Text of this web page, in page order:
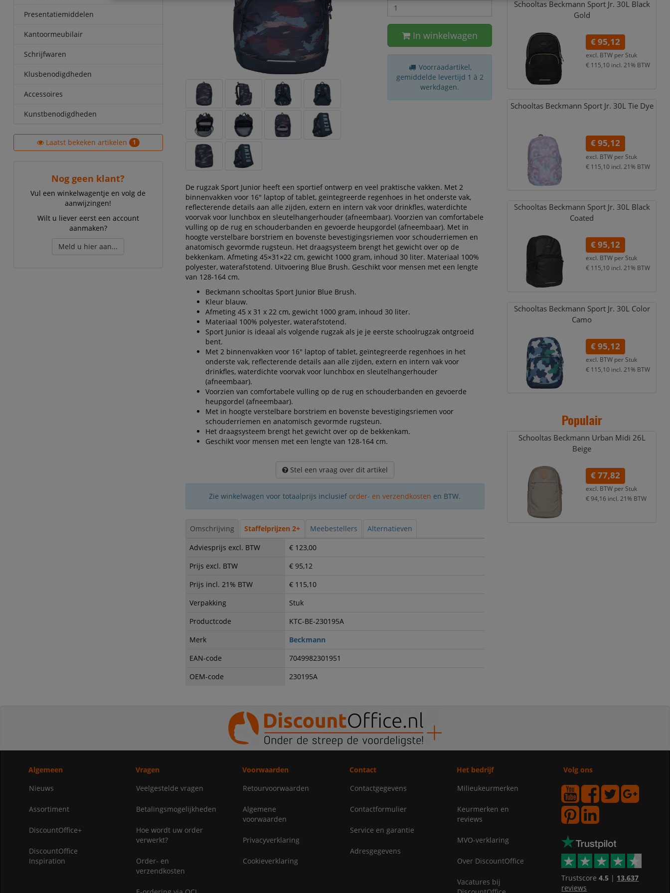
Presentatiemiddelen
Kantoormeubilair
Schrijfwaren
Klusbenodigdheden
Accessoires
Kunstbenodigdheden
Laatst bekeken artikelen 1
Nog geen klant?
Vul een winkelwagentje en volg de
aanwijzingen!
Wilt u liever eerst een account
aanmaken?
Meld u hier aan...
In winkelwagen
Voorraadartikel,
gemiddelde levertijd 1 à 2
werkdagen.
De rugzak Sport Junior heeft een sportief ontwerp en veel praktische vakken. Met 2
binnenvakken voor 16" laptop of tablet, geïntegreerde regenhoes in het onderste vak,
reflecterende details aan alle zijden, extern en intern vak voor drinkfles, waterdichte
voorvak voor lunchbox en sleutelhangerhouder (afneembaar). Voorzien van comfortabele
vulling op de rug en schouderbanden en gevoerde heupgordel (afneembaar). Met in
hoogte verstelbare borstriem en bovenste bevestigingsriemen voor schouderriemen en
anatomisch gevormde rugsteun. Het draagsysteem brengt het gewicht over op de
bekkenkam. Afmeting 45×31×22 cm, gewicht 1000 gram, inhoud 30 liter. Materiaal 100%
polyester, waterafstotend. Uitvoering Blue Brush. Geschikt voor mensen met een lengte
van 128-164 cm.
Beckmann schooltas Sport Junior Blue Brush.
Kleur blauw.
Afmeting 45 x 31 x 22 cm, gewicht 1000 gram, inhoud 30 liter.
Materiaal 100% polyester, waterafstotend.
Sport Junior is ideaal als volgende rugzak als je je eerste schoolrugzak ontgroeid
bent.
Met 2 binnenvakken voor 16" laptop of tablet, geïntegreerde regenhoes in het
onderste vak, reflecterende details aan alle zijden, extern en intern vak voor
drinkfles, waterdichte voorvak voor lunchbox en sleutelhangerhouder
(afneembaar).
Voorzien van comfortabele vulling op de rug en schouderbanden en gevoerde
heupgordel (afneembaar).
Met in hoogte verstelbare borstriem en bovenste bevestigingsriemen voor
schouderriemen en anatomisch gevormde rugsteun.
Het draagsysteem brengt het gewicht over op de bekkenkam.
Geschikt voor mensen met een lengte van 128-164 cm.
Stel een vraag over dit artikel
Zie winkelwagen voor totaalprijs inclusief order- en verzendkosten en BTW.
Omschrijving Staffelprijzen 2+ Meebestellers
Alternatieven
Adviesprijs excl. BTW
€ 123,00
Prijs excl. BTW
€ 95,12
Prijs incl. 21% BTW
€ 115,10
Verpakking
Stuk
Productcode
KTC-BE-230195A
Merk
Beckmann
EAN-code
7049982301951
OEM-code
230195A
Schooltas Beckmann Sport Jr. 30L Black
Gold
€ 95,12
excl. BTW per Stuk
€ 115,10 incl. 21% BTW
Schooltas Beckmann Sport Jr. 30L Tie Dye
€ 95,12
excl. BTW per Stuk
€ 115,10 incl. 21% BTW
Schooltas Beckmann Sport Jr. 30L Black
Coated
€ 95,12
excl. BTW per Stuk
€ 115,10 incl. 21% BTW
Schooltas Beckmann Sport Jr. 30L Color
Camo
€ 95,12
excl. BTW per Stuk
€ 115,10 incl. 21% BTW
Populair
Schooltas Beckmann Urban Midi 26L
Beige
€ 77,82
excl. BTW per Stuk
€ 94,16 incl. 21% BTW
Algemeen
Nieuws
Assortiment
DiscountOffice+
DiscountOffice
Inspiration
Vragen
Veelgestelde vragen
Betalingsmogelijkheden
Hoe wordt uw order
verwerkt?
Order- en
verzendkosten
Voorwaarden
Retourvoorwaarden
Algemene
voorwaarden
Privacyverklaring
Cookieverklaring
Contact
Contactgegevens
Contactformulier
Service en garantie
Adresgegevens
Het bedrijf
Milieukeurmerken
Keurmerken en
reviews
MVO-verklaring
Over DiscountOffice
Vacatures bij
Volg ons
Trustscore4.5 | 13.637
reviews